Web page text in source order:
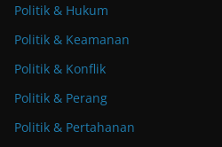
Politik & Hukum
Politik & Keamanan
Politik & Konflik
Politik & Perang
Politik & Pertahanan